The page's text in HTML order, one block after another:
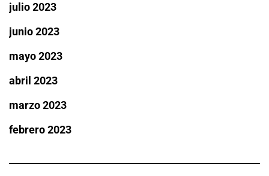
julio 2023
junio 2023
mayo 2023
abril 2023
marzo 2023
febrero 2023